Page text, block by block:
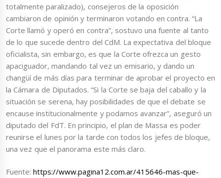
totalmente paralizado), consejeros de la oposición
cambiaron de opinión y terminaron votando en contra. “La
Corte llamó y operó en contra”, sostuvo una fuente al tanto
de lo que sucede dentro del CdM. La expectativa del bloque
oficialista, sin embargo, es que la Corte ofrezca un gesto
apaciguador, mandando tal vez un emisario, y dando un
changüí de más días para terminar de aprobar el proyecto en
la Cámara de Diputados. “Si la Corte se baja del caballo y la
situación se serena, hay posibilidades de que el debate se
encause institucionalmente y podamos avanzar”, aseguró un
diputado del FdT. En principio, el plan de Massa es poder
reunirse el lunes por la tarde con todos los jefes de bloque,
una vez que el panorama este más claro.
Fuente:https://www.pagina12.com.ar/415646-mas-que-